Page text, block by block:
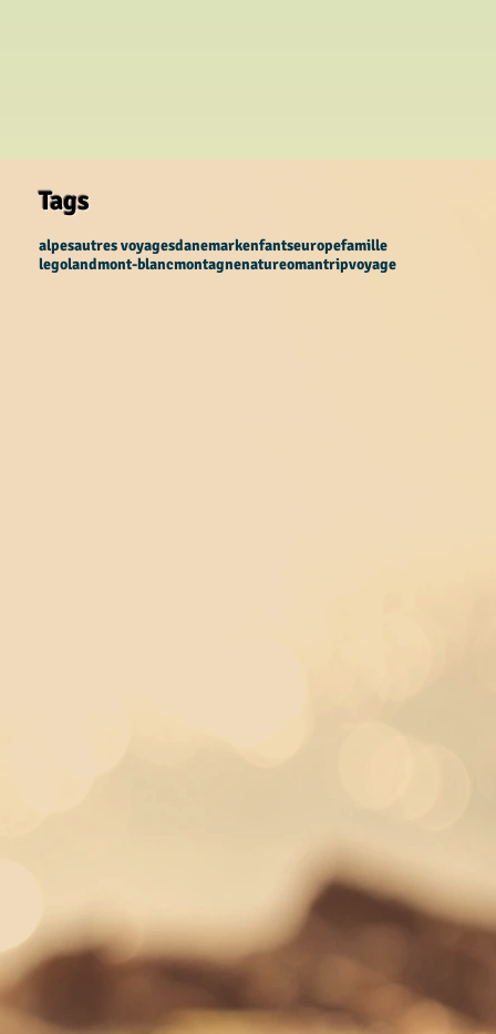
alpesautres voyagesdanemarkenfantseuropefamille
legolandmont-blancmontagnenatureomantripvoyage
Tags